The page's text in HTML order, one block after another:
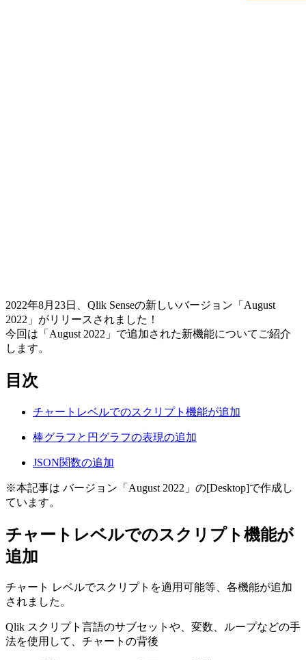
2022年8月23日、Qlik Senseの新しいバージョン「August
2022」がリリースされました！
今回は「August 2022」で追加された新機能についてご紹介
します。
目次
チャートレベルでのスクリプト機能が追加
棒グラフと円グラフの表現の追加
JSON関数の追加
※本記事は バージョン「August 2022」の[Desktop]で作成し
ています。
チャートレベルでのスクリプト機能が
追加
チャート レベルでスクリプトを適用可能等、各機能が追加
されました。
Qlik スクリプト言語のサブセットや、変数、ループなどの手
法を使用して、チャートの背後